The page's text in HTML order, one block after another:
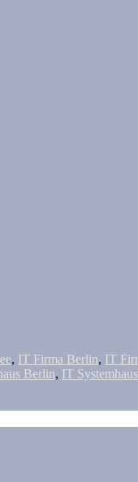
, IT Firma Berlin, IT
Berlin, IT